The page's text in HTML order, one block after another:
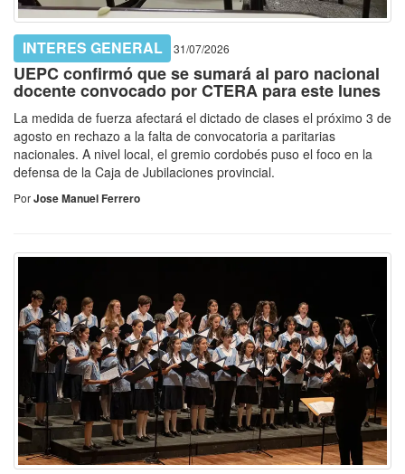
INTERES GENERAL 31/07/2026
UEPC confirmó que se sumará al paro nacional
docente convocado por CTERA para este lunes
La medida de fuerza afectará el dictado de clases el próximo 3 de
agosto en rechazo a la falta de convocatoria a paritarias
nacionales. A nivel local, el gremio cordobés puso el foco en la
defensa de la Caja de Jubilaciones provincial.
PorJose Manuel Ferrero